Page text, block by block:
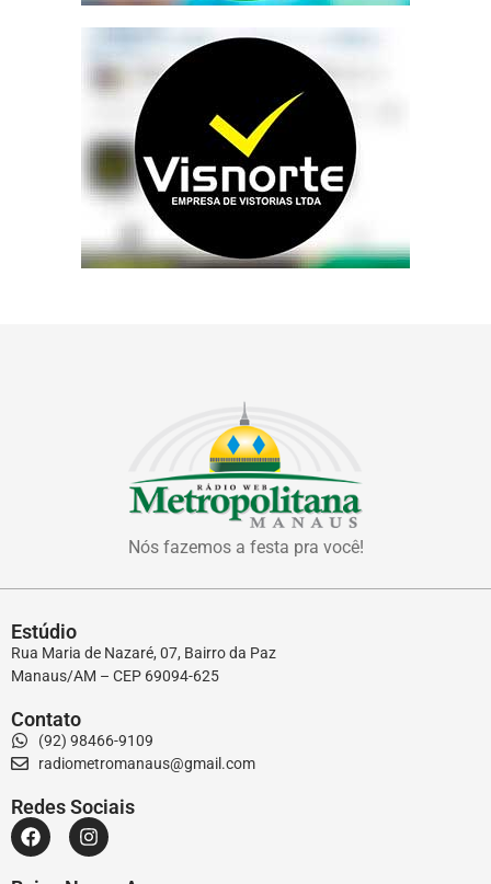
Nós fazemos a festa pra você!
Estúdio
Rua Maria de Nazaré, 07, Bairro da Paz
Manaus/AM – CEP 69094-625
Contato
(92) 98466-9109
radiometromanaus@gmail.com
Redes Sociais